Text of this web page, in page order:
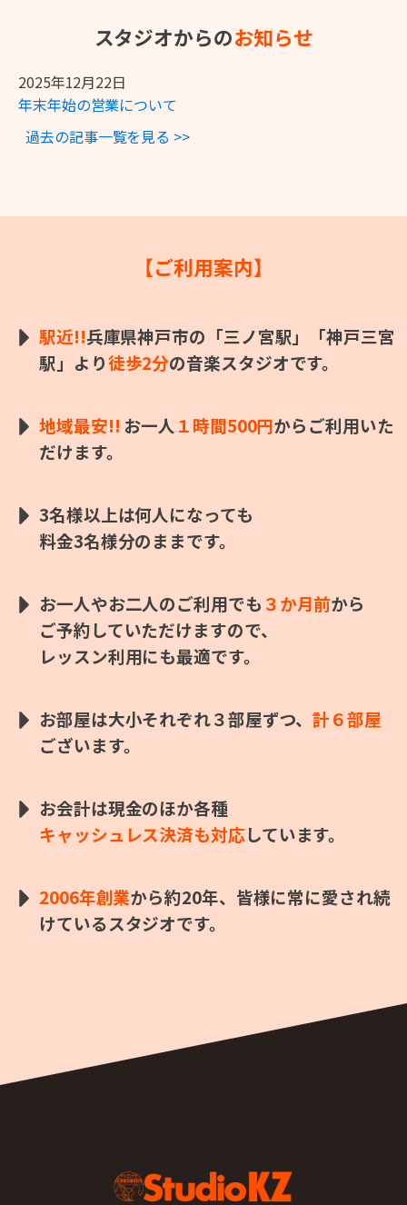
スタジオからのお知らせ
2025年12月22日
年末年始の営業について
過去の記事一覧を見る >>
【ご利用案内】
駅近!!兵庫県神戸市の「三ノ宮駅」「神戸三宮
駅」より徒歩2分の音楽スタジオです。
地域最安!! お一人 １時間500円からご利用いた
だけます。
3名様以上は何人になっても
料金3名様分のままです。
お一人やお二人のご利用でも ３か月前から
ご予約していただけますので、
レッスン利用にも最適です。
お部屋は大小それぞれ３部屋ずつ、計６部屋
ございます。
お会計は現金のほか各種
キャッシュレス決済も対応しています。
2006年創業から約20年、皆様に常に愛され続
けているスタジオです。